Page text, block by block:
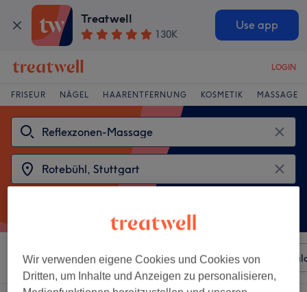
Treatwell
130K
Use app
LOGIN
FRISEUR NÄGEL HAARENTFERNUNG KOSMETIK MASSAGE
Sortieren nach Beliebiger Preis Besonderheiten
Wir verwenden eigene Cookies und Cookies von
Dritten, um Inhalte und Anzeigen zu personalisieren,